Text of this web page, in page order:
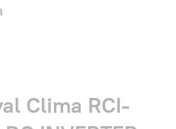
Clima RCI-